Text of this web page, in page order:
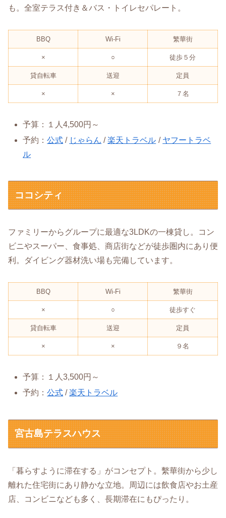
も。全室テラス付き＆バス・トイレセパレート。
BBQ Wi-Fi 繁華街
× ○ 徒歩５分
貸自転車 送迎 定員
× × ７名
予算：１人4,500円～
予約：公式 / じゃらん /楽天トラベル / ヤフートラベ
ル
ココシティ
ファミリーからグループに最適な3LDKの一棟貸し。コン
ビニやスーパー、食事処、商店街などが徒歩圏内にあり便
利。ダイビング器材洗い場も完備しています。
BBQ Wi-Fi 繁華街
× ○ 徒歩すぐ
貸自転車 送迎 定員
× × ９名
予算：１人3,500円～
予約：公式 /楽天トラベル
宮古島テラスハウス
「暮らすように滞在する」がコンセプト。繫華街から少し
離れた住宅街にあり静かな立地。周辺には飲食店やお土産
店、コンビニなども多く、長期滞在にもぴったり。